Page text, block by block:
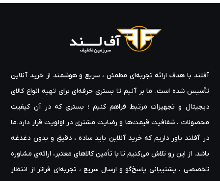
آفلند با هدف ارائه‌ تجربه‌ای مطمئن ، سریع و هوشمند از خرید آنلاین
تأسیس شده است. ما بر آنیم تا بستری حرفه‌ای برای تهیه‌ انواع کالای
دیجیتال و تجهیزات مرتبط فراهم کنیم ؛ بستری که در آن کیفیت
محصولات ، شفافیت قیمت‌ها و رضایت مشتری در اولویت قرار دارد.ما
در آفلند باور داریم که خرید آنلاین باید ساده ، دقیق و بدون دغدغه
باشد. از این رو تلاش می‌کنیم تا با تأمین کالاهای معتبر، ارائه‌ی مشاوره‌
تخصصی ، پشتیبانی پاسخ‌گو و ارسال سریع ، تجربه‌ای فراتر از انتظار